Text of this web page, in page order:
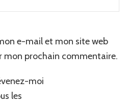
e-mail et mon site web
mon prochain commentaire.
moi
les